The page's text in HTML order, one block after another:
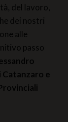
del lavoro,
dei nostri
alle
passo
e